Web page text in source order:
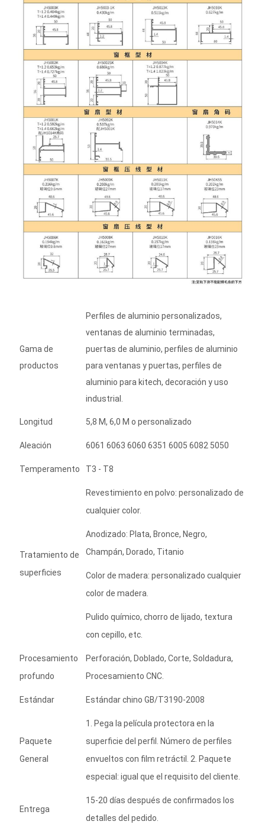
Gama de
productos
Perfiles de aluminio personalizados,
ventanas de aluminio terminadas,
puertas de aluminio, perfiles de aluminio
para ventanas y puertas, perfiles de
aluminio para kitech, decoración y uso
industrial.
Longitud 5,8 M, 6,0 M o personalizado
Aleación 6061 6063 6060 6351 6005 6082 5050
Temperamento T3 - T8
Tratamiento de
superficies
Revestimiento en polvo: personalizado de
cualquier color.
Anodizado: Plata, Bronce, Negro,
Champán, Dorado, Titanio
Color de madera: personalizado cualquier
color de madera.
Pulido químico, chorro de lijado, textura
con cepillo, etc.
Procesamiento
profundo
Perforación, Doblado, Corte, Soldadura,
Procesamiento CNC.
Estándar Estándar chino GB/T3190-2008
Paquete
General
1. Pega la película protectora en la
superficie del perfil. Número de perfiles
envueltos con film retráctil. 2. Paquete
especial: igual que el requisito del cliente.
Entrega
15-20 días después de confirmados los
detalles del pedido.